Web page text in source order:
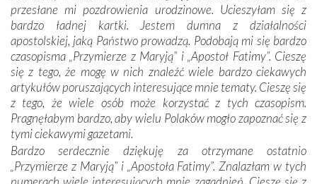
się Jej ufnie oddają, a także każdą osobę, która zawierza
Jej siebie oraz swych bliskich.
Dzieje Portugalii to również historia wierności Bogu i
odstępstw, także w życiu władców. Trudne momenty w
wymiarze tak osobistym, jak i zbiorowym, przypominają o
konieczności ciągłego zabiegania o własną duszę i o łaskę
Opatrzności. Wierność przynosi pomyślność –
przynajmniej w życiu duchowym. Odstępstwo owocuje
nieszczęściem i śmiercią. Te uniwersalne prawdy
przychodziły na myśl, gdy słuchaliśmy opowieści
przesłane mi pozdrowienia urodzinowe. Ucieszyłam się z
bardzo ładnej kartki. Jestem dumna z działalności
apostolskiej, jaką Państwo prowadzą. Podobają mi się bardzo
czasopisma „Przymierze z Maryją” i „Apostoł Fatimy”. Cieszę
się z tego, że mogę w nich znaleźć wiele bardzo ciekawych
artykułów poruszających interesujące mnie tematy. Cieszę się
z tego, że wiele osób może korzystać z tych czasopism.
Pragnęłabym bardzo, aby wielu Polaków mogło zapoznać się z
tymi ciekawymi gazetami.
Bardzo serdecznie dziękuję za otrzymane ostatnio
„Przymierze z Maryją” i „Apostoła Fatimy”. Znalazłam w tych